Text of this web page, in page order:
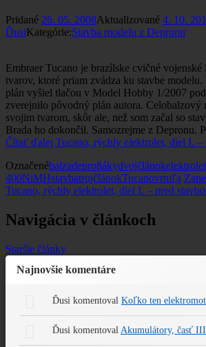
Pridané 26. 05. 2008Aktualizované 4. 10.
ĎusiKategórie:Stavba modelu z Depronu
Embraer Tucano je brazílske cvičné
tvarov, ktoré priam zvádza ku stavbe
plán vyšiel tlačou v Model Hobby 1/2007
zverejnilo pôvodný plán autora. Celobalzový
svojim tvarom, skôr ale, než som začal so
Brada ho dokončil. Samozrejme z Depronu.
Čítať ďalej Tucano, rýchly elektrolet, diel I. –
Označenébalzadeproňákydvojčlánok
400NiMHstavbatrojčlánokTucanovrtuľa
Tucano, rýchly elektrolet, diel I. – pred
Navigácia v článkoch
Staršie články
Najnovšie komentáre
Ďusi komentoval Koľko ten
Ďusikomentoval Akumulátory, časť